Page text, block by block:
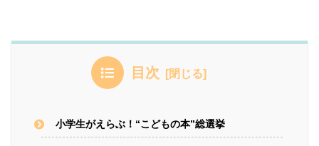
目次
小学生がえらぶ！“こどもの本”総選挙